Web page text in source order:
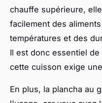
chauffe supérieure,
facilement des
températures et des
Il est donc essentiel
cette cuisson exige
En plus, la plancha au